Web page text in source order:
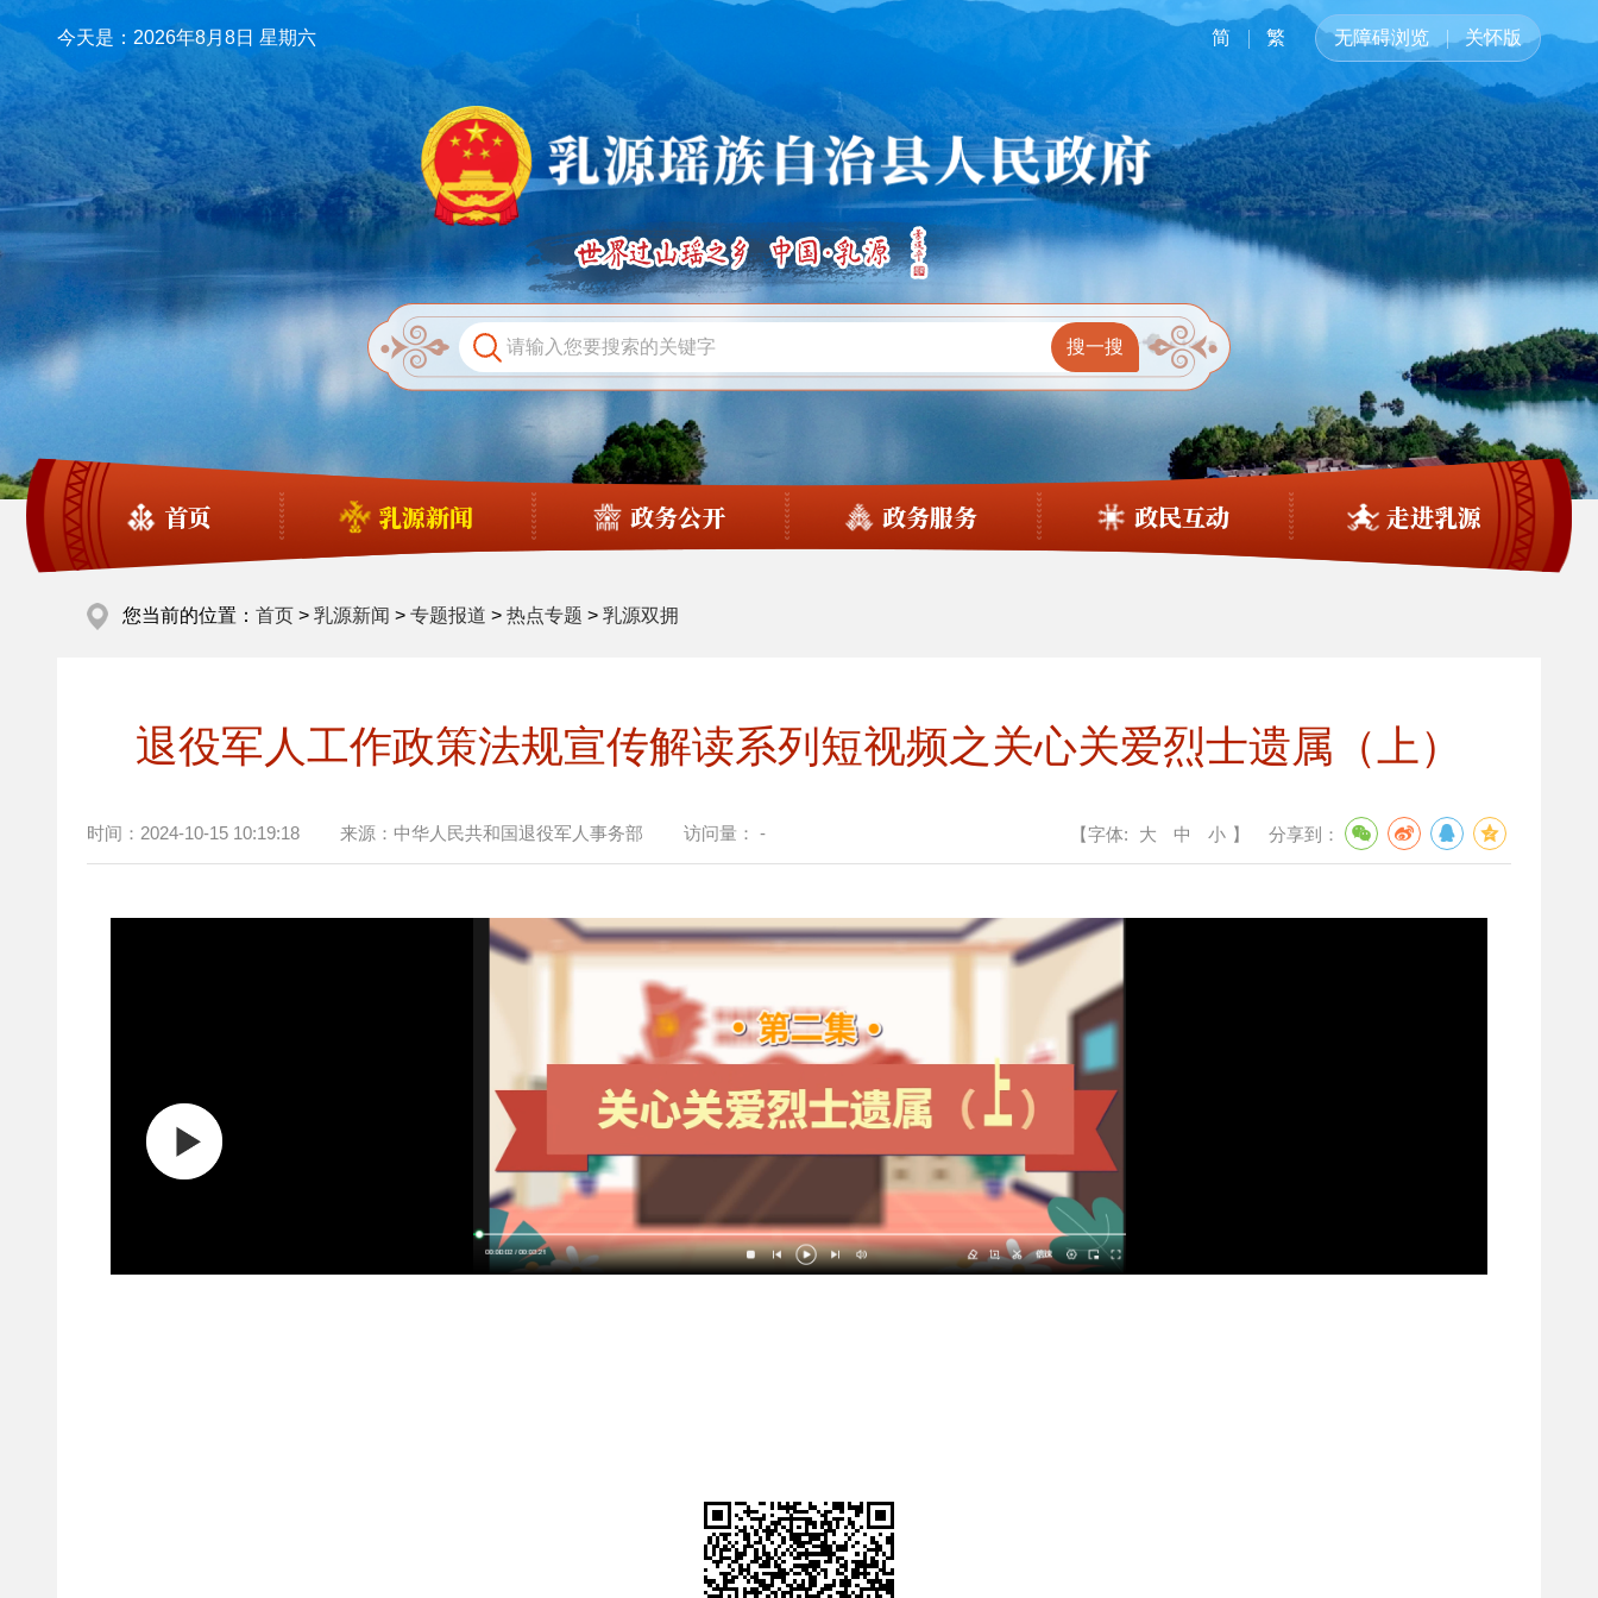
今天是：2026年8月8日 星期六 简 繁 无障碍浏览 关怀版
首页 乳源新闻 政务公开 政务服务 政民互动 走进乳源
您当前的位置： 首页 > 乳源新闻 > 专题报道 > 热点专题 > 乳源双拥
退役军人工作政策法规宣传解读系列短视频之关心关爱烈士遗属（上）
时间： 2024-10-15 10:19:18 来源： 中华人民共和国退役军人事务部 访问量： - 【字体: 大 中 小 】 分享到：